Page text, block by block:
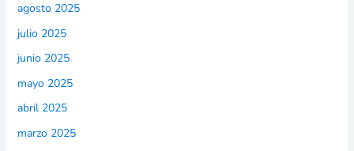
agosto 2025
julio 2025
junio 2025
mayo 2025
abril 2025
marzo 2025